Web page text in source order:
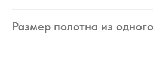
Размер полотна из